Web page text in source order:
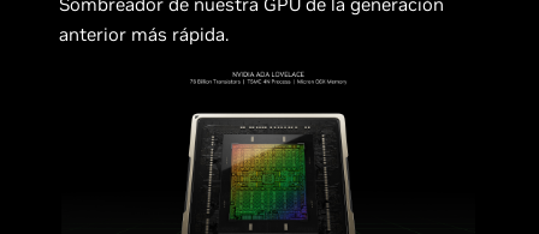
anterior más rápida.